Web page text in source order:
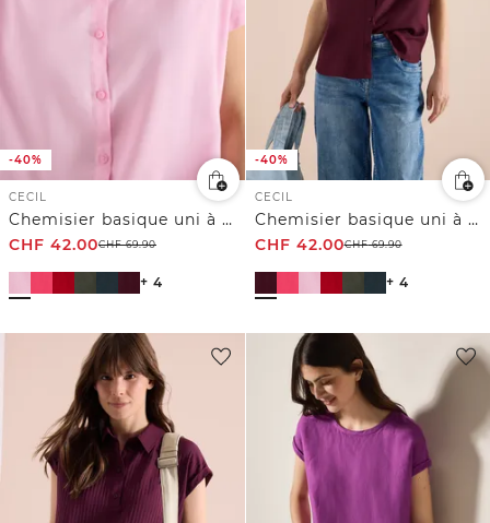
-40%
CECIL
Chemisier basique uni à manches courtes
CHF 42.00CHF69.90
+ 4
-40%
CECIL
Chemisier basique uni à manches courtes
CHF 42.00CHF69.90
+ 4